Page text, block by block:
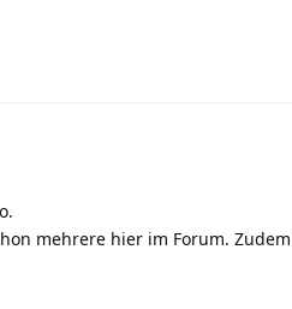
mehrere hier im Forum.